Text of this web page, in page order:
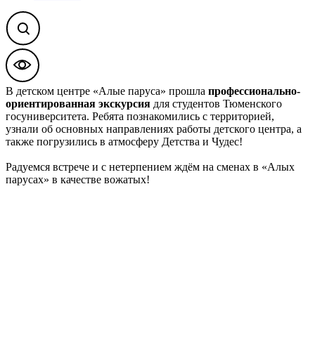
В детском центре «Алые паруса» прошла профессионально-
ориентированная экскурсия для студентов Тюменского
госуниверситета. Ребята познакомились с территорией,
узнали об основных направлениях работы детского центра, а
также погрузились в атмосферу Детства и Чудес!
Радуемся встрече и с нетерпением ждём на сменах в «Алых
парусах» в качестве вожатых!